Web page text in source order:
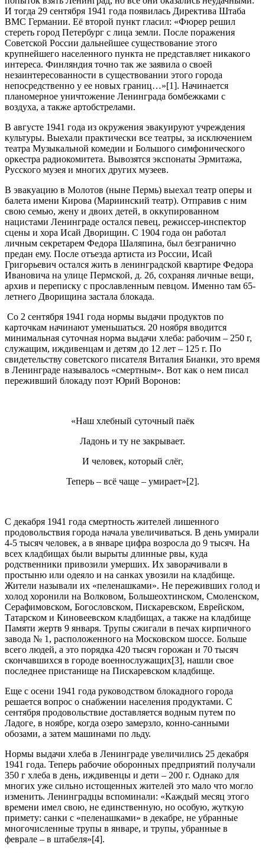
И тогда 29 сентября 1941 года появилась Директива Штаба
ВМС Германии. Её второй пункт гласил: «Фюрер решил
стереть город Петербург с лица земли. После поражения
Советской России дальнейшее существование этого
крупнейшего населенного пункта не представляет никакого
интереса. Финляндия точно так же заявила о своей
незаинтересованности в существовании этого города
непосредственно у ее новых границ…»[1]. Начинается
планомерное уничтожение Ленинграда бомбежками с
воздуха, а также артобстрелами.
В августе 1941 года из окружения эвакуируют учреждения
культуры. Выехали практически все театры, за исключением
театра Музыкальной комедии и Большого симфонического
оркестра радиокомитета. Вывозятся экспонаты Эрмитажа,
Русского музея и многих других музеев.
В эвакуацию в Молотов (ныне Пермь) выехал театр оперы и
балета имени Кирова (Мариинский театр). Отправив с ним
свою семью, жену и двоих детей, в оккупированном
нацистами Ленинграде остался певец, режиссер-инспектор
сцены и хора Исай Дворищин. С 1904 года он работал
личным секретарем Федора Шаляпина, был безгранично
предан ему. После отъезда артиста из России, Исай
Григорьевич остался жить в ленинградской квартире Федора
Ивановича на улице Пермской, д. 2б, сохраняя личные вещи,
архив и переписку с прославленным певцом. Именно там 65-
летнего Дворищина застала блокада.
Со 2 сентября 1941 года нормы выдачи продуктов по
карточкам начинают уменьшаться. 20 ноября вводится
минимальная суточная норма выдачи хлеба: рабочим – 250 г,
служащим, иждивенцам и детям до 12 лет – 125 г. По
свидетельству советского писателя Виталия Бианки, это время
в Ленинграде называлось «смертным». Вот как о нем писал
переживший блокаду поэт Юрий Воронов:
«Наш хлебный суточный паёк
Ладонь и ту не закрывает.
И человек, который слёг,
Теперь – всё чаще – умирает»[2].
С декабря 1941 года смертность жителей лишенного
продовольствия города начала увеличиваться. В день умирали
4-5 тысяч человек, а в январе цифра возросла до 9 тысяч. На
всех кладбищах были вырыты длинные рвы, куда
родственники привозили умерших. Их заворачивали в
простыню или одеяло и на санках увозили на кладбище.
Жители называли их «пеленашками». Не переживших голод и
холод хоронили на Волковом, Большеохтинском, Смоленском,
Серафимовском, Богословском, Пискаревском, Еврейском,
Татарском и Киновеевском кладбищах, а также на кладбище
Памяти жертв 9 января. Трупы сжигали в печах кирпичного
завода № 1, расположенного на Московском шоссе. Больше
всего людей, а это порядка 420 тысяч горожан и 70 тысяч
скончавшихся в городе военнослужащих[3], нашли свое
последнее пристанище на Пискаревском кладбище.
Еще с осени 1941 года руководством блокадного города
решается вопрос о снабжении населения продуктами. С
сентября продовольствие доставляется водным путем по
Ладоге, в ноябре, когда озеро замерзло, конно-санными
обозами, а затем машинами по льду.
Нормы выдачи хлеба в Ленинграде увеличились 25 декабря
1941 года. Теперь рабочие оборонных предприятий получали
350 г хлеба в день, иждивенцы и дети – 200 г. Однако для
многих уже сильно истощенных жителей это мало что могло
изменить. Ленинградцы вспоминали: «Каждый месяц этого
времени имел свою, не единственную, но особую, жуткую
примету: санки с «пеленашками» в декабре, не убранные
многочисленные трупы в январе, и трупы, убранные в
феврале – в штабеля»[4].